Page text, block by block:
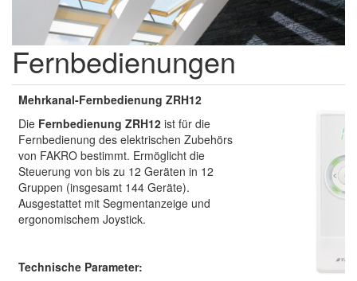
Fernbedienungen
Mehrkanal-Fernbedienung ZRH12
Die Fernbedienung ZRH12 ist für die
Fernbedienung des elektrischen Zubehörs
von FAKRO bestimmt. Ermöglicht die
Steuerung von bis zu 12 Geräten in 12
Gruppen (insgesamt 144 Geräte).
Ausgestattet mit Segmentanzeige und
ergonomischem Joystick.
Technische Parameter: